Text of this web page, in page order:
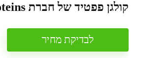
קולגן פפטיד של חברת Vital Proteins
לבדיקת מחיר